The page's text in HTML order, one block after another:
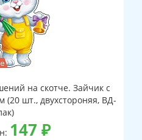
на скотче. Зайчик с
(20 шт., двухстороняя, ВД-
147 ₽